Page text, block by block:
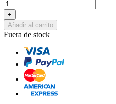
+
Añadir al carrito
Fuera de stock